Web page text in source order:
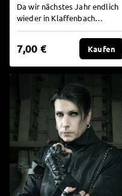
Da wir nächstes Jahr endlich
wieder in Klaffenbach
spielen, wollten wir auch ein
Poster davon machen...
7,00 € Kaufen